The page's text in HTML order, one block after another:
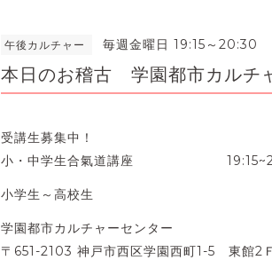
午後カルチャー 毎週金曜日 19:15～20:30
本日のお稽古 学園都市カルチ
受講生募集中！
小・中学生合氣道講座
小学生～高校生
学園都市カルチャーセンター
〒651-2103 神戸市西区学園西町1-5 東館2Ｆ